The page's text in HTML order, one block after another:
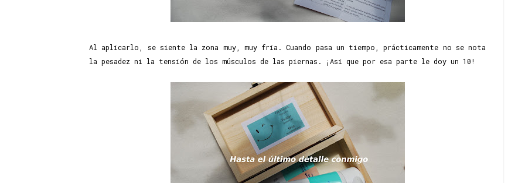
Al aplicarlo, se siente la zona muy, muy fría. Cuando pasa un tiempo, prácticamente no se nota
la pesadez ni la tensión de los músculos de las piernas. ¡Así que por esa parte le doy un 10!